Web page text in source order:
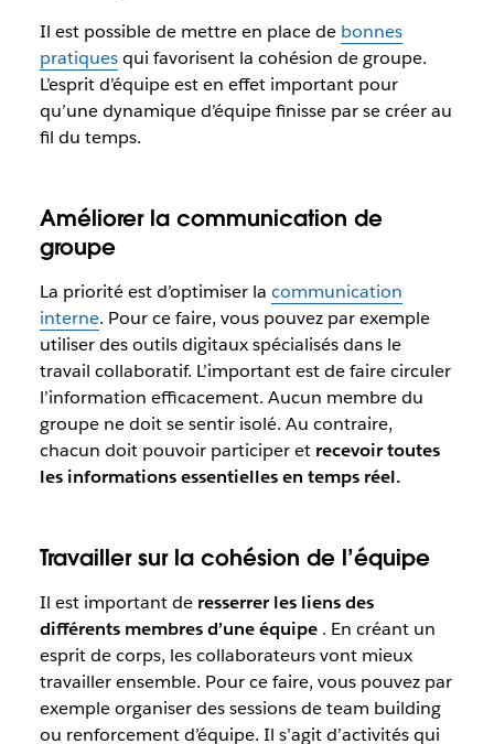
Il est possible de mettre en place de bonnes
pratiquesqui favorisent la cohésion de groupe.
L’esprit d’équipe est en effet important pour
qu’une dynamique d’équipe finisse par se créer au
fil du temps.
Améliorer la communication de
groupe
La priorité est d’optimiser la communication
interne. Pour ce faire, vous pouvez par exemple
utiliser des outils digitaux spécialisés dans le
travail collaboratif. L’important est de faire circuler
l’information efficacement. Aucun membre du
groupe ne doit se sentir isolé. Au contraire,
chacun doit pouvoir participer et recevoir toutes
les informations essentielles en temps réel.
Travailler sur la cohésion de l’équipe
Il est important de resserrer les liens des
différents membres d’une équipe . En créant un
esprit de corps, les collaborateurs vont mieux
travailler ensemble. Pour ce faire, vous pouvez par
exemple organiser des sessions de team building
ou renforcement d’équipe. Il s’agit d’activités qui